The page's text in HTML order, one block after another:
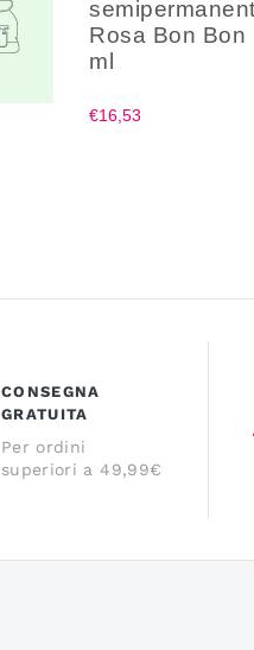
Rosa Bon Bon
ml
€16,53
CONSEGNA
GRATUITA
Per ordini
superiori a 49,99€